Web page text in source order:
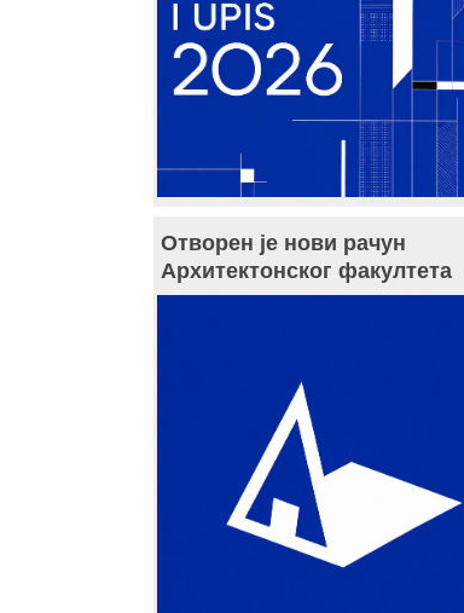
Отворен је нови рачун
Архитектонског факултета